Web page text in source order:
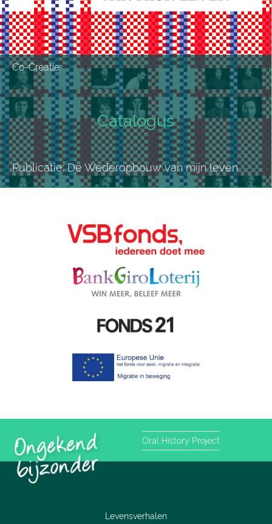
Co-Creatie:
Catalogus
Publicatie: De Wederopbouw van mijn leven
Oral History Project
Levensverhalen